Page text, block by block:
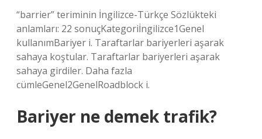
“barrier” teriminin İngilizce-Türkçe Sözlükteki
anlamları: 22 sonuçKategoriİngilizce1Genel
kullanımBariyer i. Taraftarlar bariyerleri aşarak
sahaya koştular. Taraftarlar bariyerleri aşarak
sahaya girdiler. Daha fazla
cümleGenel2GenelRoadblock i.
Bariyer ne demek trafik?